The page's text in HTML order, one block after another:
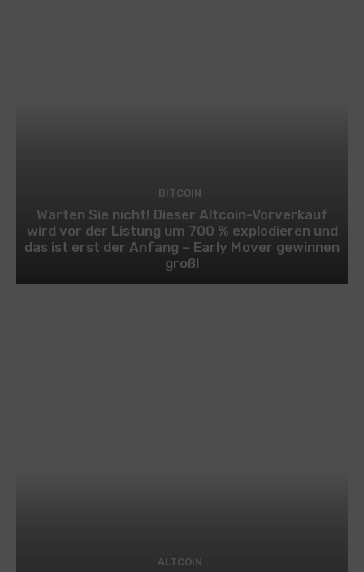
BITCOIN
Warten Sie nicht! Dieser Altcoin-Vorverkauf
wird vor der Listung um 700 % explodieren und
das ist erst der Anfang – Early Mover gewinnen
groß!
ALTCOIN